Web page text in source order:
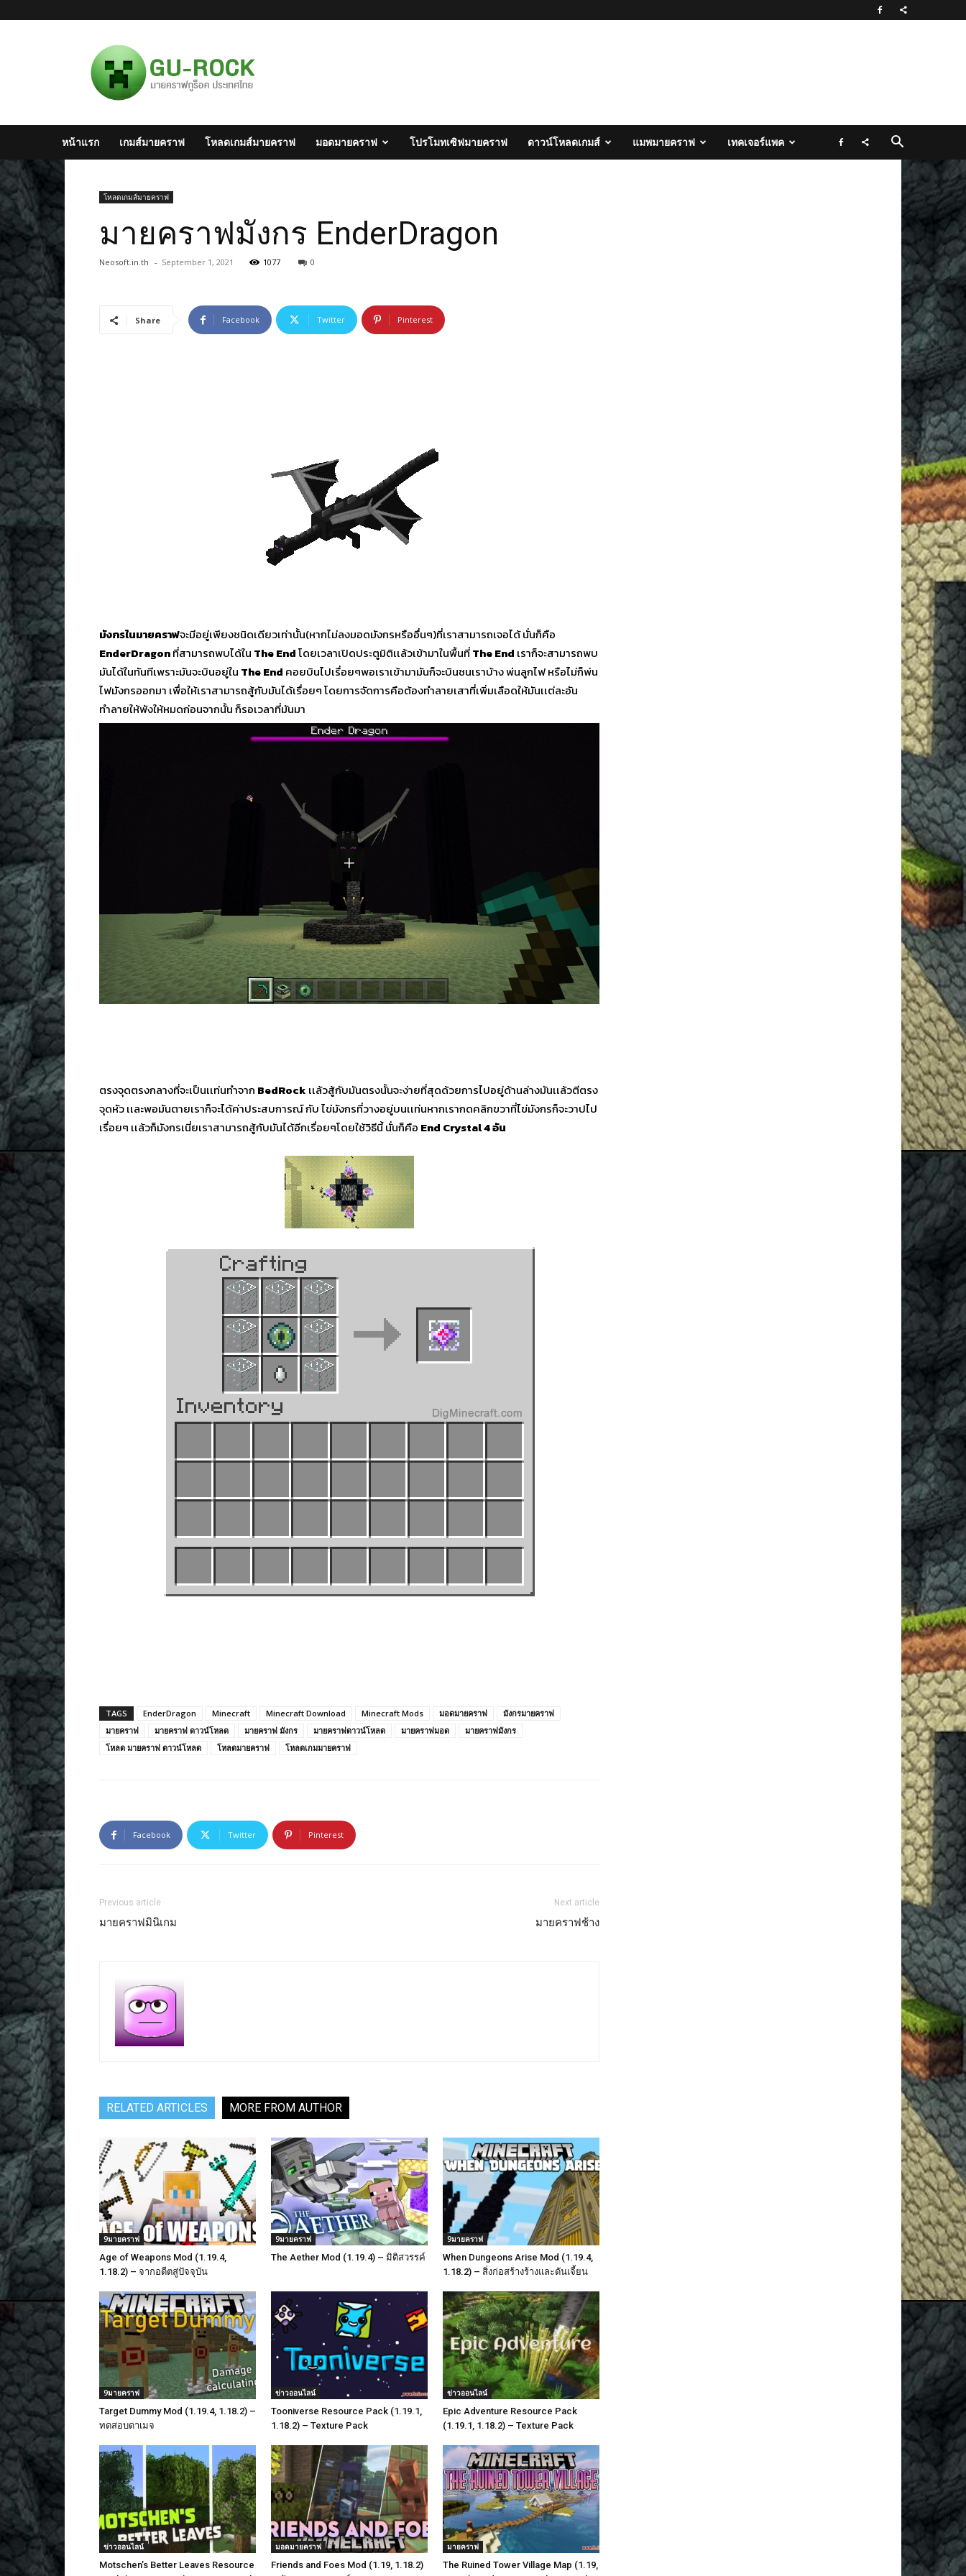
มาย
ครา
ฟไทย
สังคม
มาย
ประเทศไทย
หน้าแรก เกมส์มายคราฟ โหลดเกมส์มายคราฟ มอดมายคราฟ โปรโมทเซิฟมายคราฟ ดาวน์โหลดเกมส์ แมพมายคราฟ เทคเจอร์แพค
โหลดเกมส์มายคราฟ
มายคราฟมังกร EnderDragon
Neosoft.in.th - September 1, 2021 1077 0
Share Facebook Twitter Pinterest
มังกรในมายคราฟจะมีอยู่เพียงชนิดเดียวเท่านั้น(หากไม่ลงมอดมังกรหรืออื่นๆ)ที่เราสามารถเจอได้ นั่นก็คือ
EnderDragonที่สามารถพบได้ใน The Endโดยเวลาเปิดประตูมิติเเล้วเข้ามาในพื้นที่The End เราก็จะสามารถพบ
มันได้ในทันทีเพราะมันจะบินอยู่ใน The End คอยบินไปเรื่อยๆพอเราเข้ามามันก็จะบินชนเราบ้าง พ่นลูกไฟ หรือไม่ก็พ่น
ไฟมังกรออกมา เพื่อให้เราสามารถสู้กับมันได้เรื่อยๆ โดยการจัดการคือต้องทำลายเสาที่เพิ่มเลือดให้มันเเต่ละอัน
ทำลายให้พังให้หมดก่อนจากนั้น ก็รอเวลาที่มันมา
ตรงจุดตรงกลางที่จะเป็นเเท่นทำจาก BedRock เเล้วสู้กับมันตรงนั้นจะง่ายที่สุดด้วยการไปอยู่ด้านล่างมันเเล้วตีตรง
จุดหัว เเละพอมันตายเราก็จะได้ค่าประสบการณ์ กับ ไข่มังกรที่วางอยู่บนเเท่นหากเรากดคลิกขวาที่ไข่มังกรก็จะวาปไป
เรื่อยๆ เเล้วก็มังกรเนี่ยเราสามารถสู้กับมันได้อีกเรื่อยๆโดยใช้วิธีนี้ นั่นก็คือ End Crystal4 อัน
TAGS EnderDragon Minecraft Minecraft Download Minecraft Mods มอดมายคราฟ
มังกรมายคราฟ
มายคราฟ
มายคราฟ ดาวน์โหลด มายคราฟ มังกร มายคราฟดาวน์โหลด มายคราฟมอด
มายคราฟมังกร
โหลด มายคราฟ ดาวน์โหลด
โหลดมายคราฟ โหลดเกมมายคราฟ
Facebook Twitter Pinterest
Previous article
มายคราฟมินิเกม
Next article
มายคราฟช้าง
RELATED ARTICLES MORE FROM AUTHOR
9มายคราฟ
Age of Weapons Mod (1.19.4,
1.18.2) – จากอดีตสู่ปัจจุบัน
9มายคราฟ
The Aether Mod (1.19.4) – มิติสวรรค์
9มายคราฟ
When Dungeons Arise Mod (1.19.4,
1.18.2) – สิ่งก่อสร้างร้างและดันเจี้ยน
9มายคราฟ
Target Dummy Mod (1.19.4, 1.18.2) –
ทดสอบดาเมจ
ข่าวออนไลน์
Tooniverse Resource Pack (1.19.1,
1.18.2) – Texture Pack
ข่าวออนไลน์
Epic Adventure Resource Pack
(1.19.1, 1.18.2) – Texture Pack
ข่าวออนไลน์
Motschen’s Better Leaves Resource
มอดมายคราฟ
Friends and Foes Mod (1.19, 1.18.2)
มายคราฟ
The Ruined Tower Village Map (1.19,